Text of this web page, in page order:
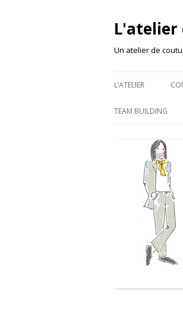
L'atelier
Un atelier de
L’ATELIER
TEAM BUILDING